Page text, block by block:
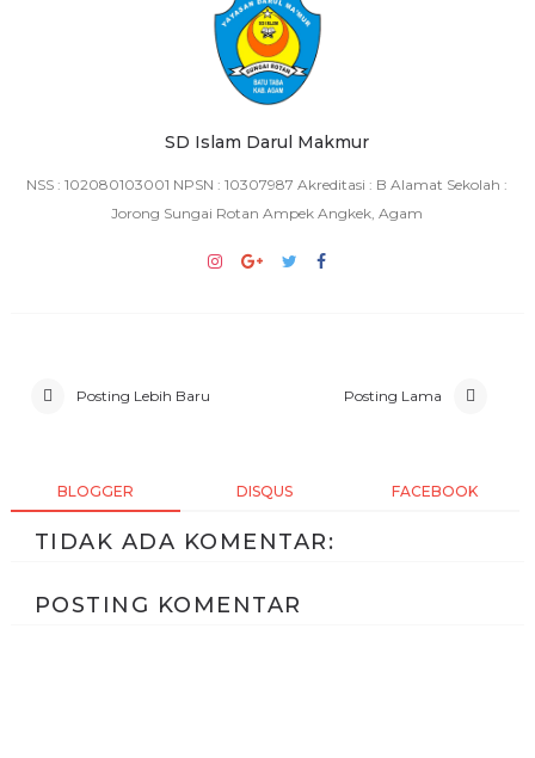
SD Islam Darul Makmur
NSS : 102080103001 NPSN : 10307987 Akreditasi : B Alamat Sekolah :
Jorong Sungai Rotan Ampek Angkek, Agam
Posting Lebih Baru Posting Lama
BLOGGER DISQUS FACEBOOK
TIDAK ADA KOMENTAR:
POSTING KOMENTAR